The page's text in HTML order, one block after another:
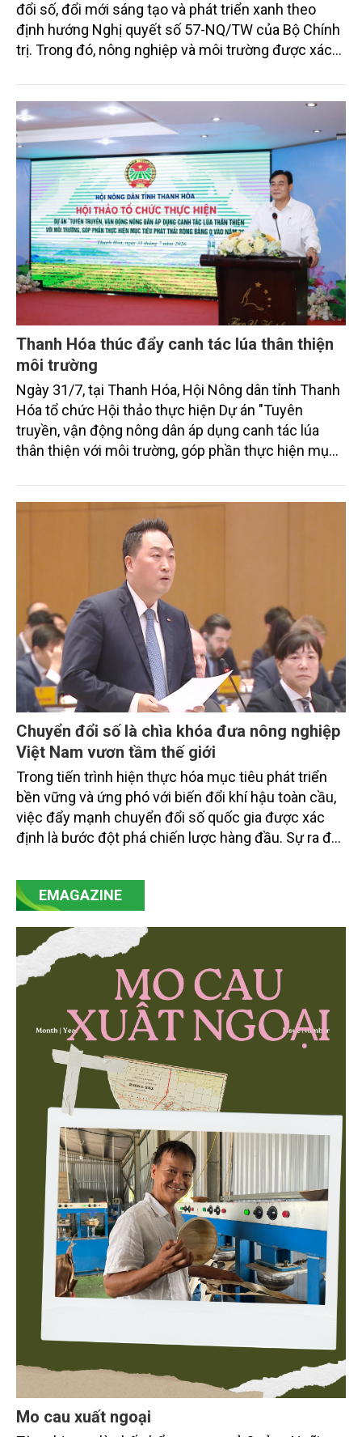
đổi số, đổi mới sáng tạo và phát triển xanh theo
định hướng Nghị quyết số 57-NQ/TW của Bộ Chính
trị. Trong đó, nông nghiệp và môi trường được xác
sắc bởi các tiến bộ công nghệ và cam kết bền vững
toàn cầu, đặc biệt là mục tiêu đưa phát thải ròng
bằng 0 (Net-Zero) vào năm 2050.
Thanh Hóa thúc đẩy canh tác lúa thân thiện
môi trường
Ngày 31/7, tại Thanh Hóa, Hội Nông dân tỉnh Thanh
Hóa tổ chức Hội thảo thực hiện Dự án "Tuyên
truyền, vận động nông dân áp dụng canh tác lúa
thân thiện với môi trường, góp phần thực hiện mục
trình thu hút sự tham gia của đông đảo đại biểu đến
từ các cơ quan quản lý nhà nước, đơn vị nghiên cứu,
doanh nghiệp, hợp tác xã và nông dân đang trực
tiếp triển khai mô hình sản xuất lúa phát thải thấp.
Chuyển đổi số là chìa khóa đưa nông nghiệp
Việt Nam vươn tầm thế giới
Trong tiến trình hiện thực hóa mục tiêu phát triển
bền vững và ứng phó với biến đổi khí hậu toàn cầu,
việc đẩy mạnh chuyển đổi số quốc gia được xác
định là bước đột phá chiến lược hàng đầu. Sự ra đời
mạnh mẽ, thúc đẩy quá trình cải cách toàn diện,
minh bạch hóa chuỗi cung ứng và nâng cao hiệu
then chốt là nông nghiệp và môi trường.
EMAGAZINE
Mo cau xuất ngoại